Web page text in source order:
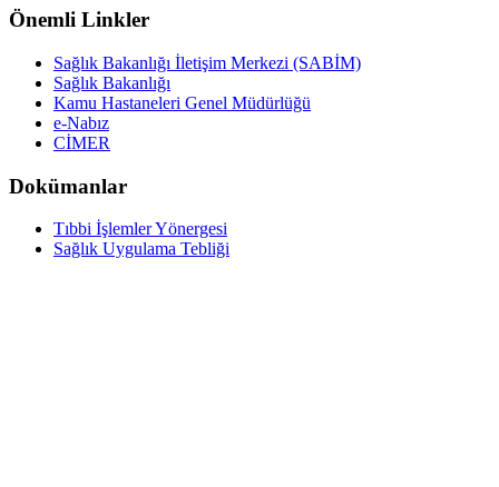
Önemli Linkler
Sağlık Bakanlığı İletişim Merkezi (SABİM)
Sağlık Bakanlığı
Kamu Hastaneleri Genel Müdürlüğü
e-Nabız
CİMER
Dokümanlar
Tıbbi İşlemler Yönergesi
Sağlık Uygulama Tebliği